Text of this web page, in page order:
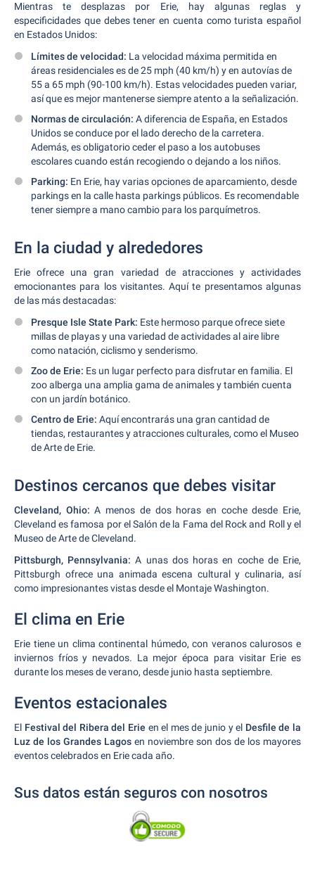
Mientras te desplazas por Erie, hay algunas reglas y
especificidades que debes tener en cuenta como turista español
en Estados Unidos:
Límites de velocidad: La velocidad máxima permitida en
áreas residenciales es de 25 mph (40 km/h) y en autovías de
55 a 65 mph (90-100 km/h). Estas velocidades pueden variar,
así que es mejor mantenerse siempre atento a la señalización.
Normas de circulación: A diferencia de España, en Estados
Unidos se conduce por el lado derecho de la carretera.
Además, es obligatorio ceder el paso a los autobuses
escolares cuando están recogiendo o dejando a los niños.
Parking: En Erie, hay varias opciones de aparcamiento, desde
parkings en la calle hasta parkings públicos. Es recomendable
tener siempre a mano cambio para los parquímetros.
En la ciudad y alrededores
Erie ofrece una gran variedad de atracciones y actividades
emocionantes para los visitantes. Aquí te presentamos algunas
de las más destacadas:
Presque Isle State Park: Este hermoso parque ofrece siete
millas de playas y una variedad de actividades al aire libre
como natación, ciclismo y senderismo.
Zoo de Erie: Es un lugar perfecto para disfrutar en familia. El
zoo alberga una amplia gama de animales y también cuenta
con un jardín botánico.
Centro de Erie: Aquí encontrarás una gran cantidad de
tiendas, restaurantes y atracciones culturales, como el Museo
de Arte de Erie.
Destinos cercanos que debes visitar
Cleveland, Ohio: A menos de dos horas en coche desde Erie,
Cleveland es famosa por el Salón de la Fama del Rock and Roll y el
Museo de Arte de Cleveland.
Pittsburgh, Pennsylvania: A unas dos horas en coche de Erie,
Pittsburgh ofrece una animada escena cultural y culinaria, así
como impresionantes vistas desde el Montaje Washington.
El clima en Erie
Erie tiene un clima continental húmedo, con veranos calurosos e
inviernos fríos y nevados. La mejor época para visitar Erie es
durante los meses de verano, desde junio hasta septiembre.
Eventos estacionales
El Festival del Ribera del Erie en el mes de junio y el Desfile de la
Luz de los Grandes Lagos en noviembre son dos de los mayores
eventos celebrados en Erie cada año.
Sus datos están seguros con nosotros